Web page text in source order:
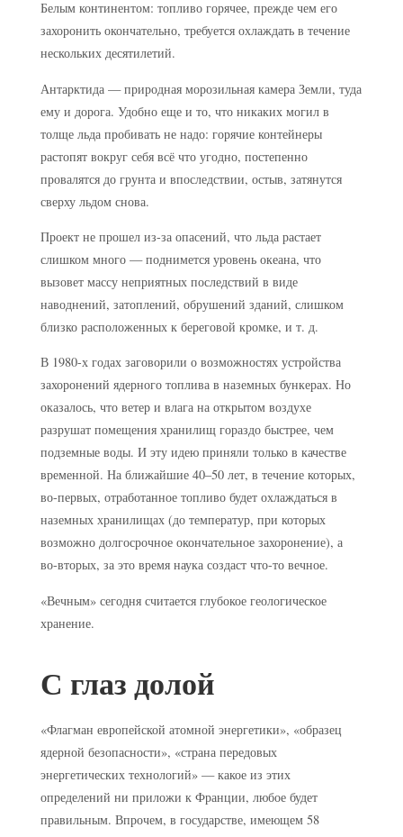
Белым континентом: топливо горячее, прежде чем его
захоронить окончательно, требуется охлаждать в течение
нескольких десятилетий.
Антарктида — природная морозильная камера Земли, туда
ему и дорога. Удобно еще и то, что никаких могил в
толще льда пробивать не надо: горячие контейнеры
растопят вокруг себя всё что угодно, постепенно
провалятся до грунта и впоследствии, остыв, затянутся
сверху льдом снова.
Проект не прошел из-за опасений, что льда растает
слишком много — поднимется уровень океана, что
вызовет массу неприятных последствий в виде
наводнений, затоплений, обрушений зданий, слишком
близко расположенных к береговой кромке, и т. д.
В 1980-х годах заговорили о возможностях устройства
захоронений ядерного топлива в наземных бункерах. Но
оказалось, что ветер и влага на открытом воздухе
разрушат помещения хранилищ гораздо быстрее, чем
подземные воды. И эту идею приняли только в качестве
временной. На ближайшие 40–50 лет, в течение которых,
во-первых, отработанное топливо будет охлаждаться в
наземных хранилищах (до температур, при которых
возможно долгосрочное окончательное захоронение), а
во-вторых, за это время наука создаст что-то вечное.
«Вечным» сегодня считается глубокое геологическое
хранение.
С глаз долой
«Флагман европейской атомной энергетики», «образец
ядерной безопасности», «страна передовых
энергетических технологий» — какое из этих
определений ни приложи к Франции, любое будет
правильным. Впрочем, в государстве, имеющем 58